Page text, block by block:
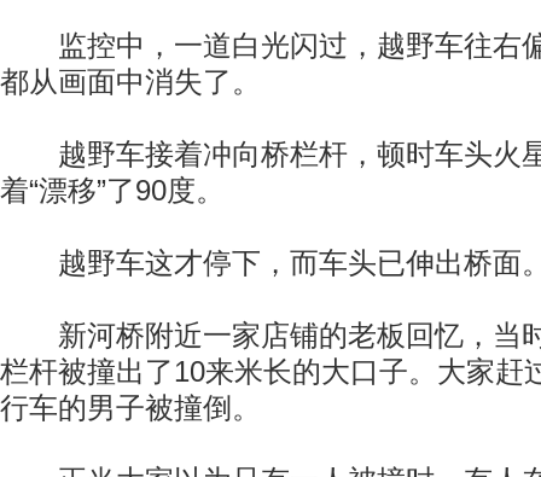
监控中，一道白光闪过，越野车往右
都从画面中消失了。
越野车接着冲向桥栏杆，顿时车头火
着“漂移”了90度。
越野车这才停下，而车头已伸出桥面
新河桥附近一家店铺的老板回忆，当
栏杆被撞出了10来米长的大口子。大家赶
行车的男子被撞倒。